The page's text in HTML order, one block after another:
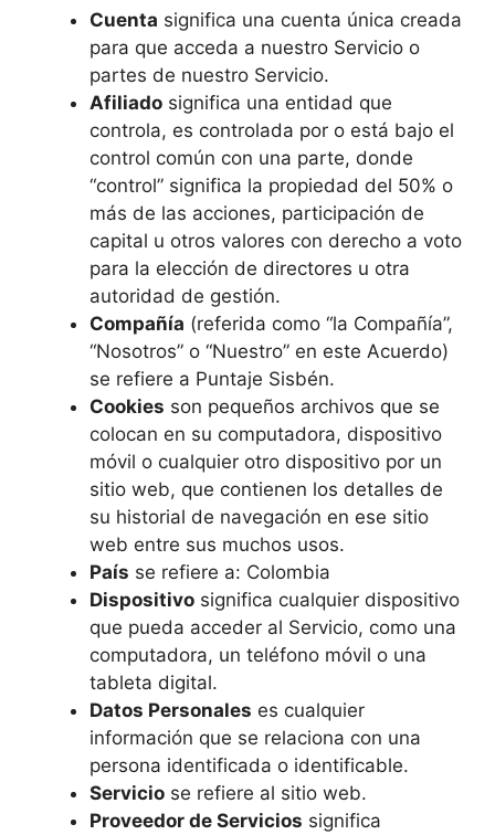
Cuenta significa una cuenta única creada
para que acceda a nuestro Servicio o
partes de nuestro Servicio.
Afiliado significa una entidad que
controla, es controlada por o está bajo el
control común con una parte, donde
“control” significa la propiedad del 50% o
más de las acciones, participación de
capital u otros valores con derecho a voto
para la elección de directores u otra
autoridad de gestión.
Compañía (referida como “la Compañía”,
“Nosotros” o “Nuestro” en este Acuerdo)
se refiere a Puntaje Sisbén.
Cookies son pequeños archivos que se
colocan en su computadora, dispositivo
móvil o cualquier otro dispositivo por un
sitio web, que contienen los detalles de
su historial de navegación en ese sitio
web entre sus muchos usos.
País se refiere a: Colombia
Dispositivo significa cualquier dispositivo
que pueda acceder al Servicio, como una
computadora, un teléfono móvil o una
tableta digital.
Datos Personales es cualquier
información que se relaciona con una
persona identificada o identificable.
Servicio se refiere al sitio web.
Proveedor de Servicios significa